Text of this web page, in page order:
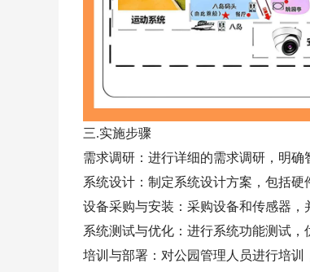
三.实施步骤
需求调研：进行详细的需求调研，明确
系统设计：制定系统设计方案，包括硬
设备采购与安装：采购设备和传感器，
系统测试与优化：进行系统功能测试，
培训与部署：对公园管理人员进行培训